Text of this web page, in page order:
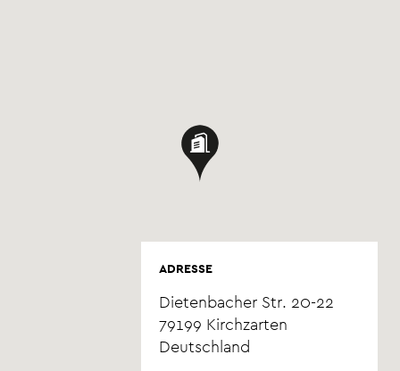
ADRESSE
Dietenbacher Str. 20-22
79199 Kirchzarten
Deutschland